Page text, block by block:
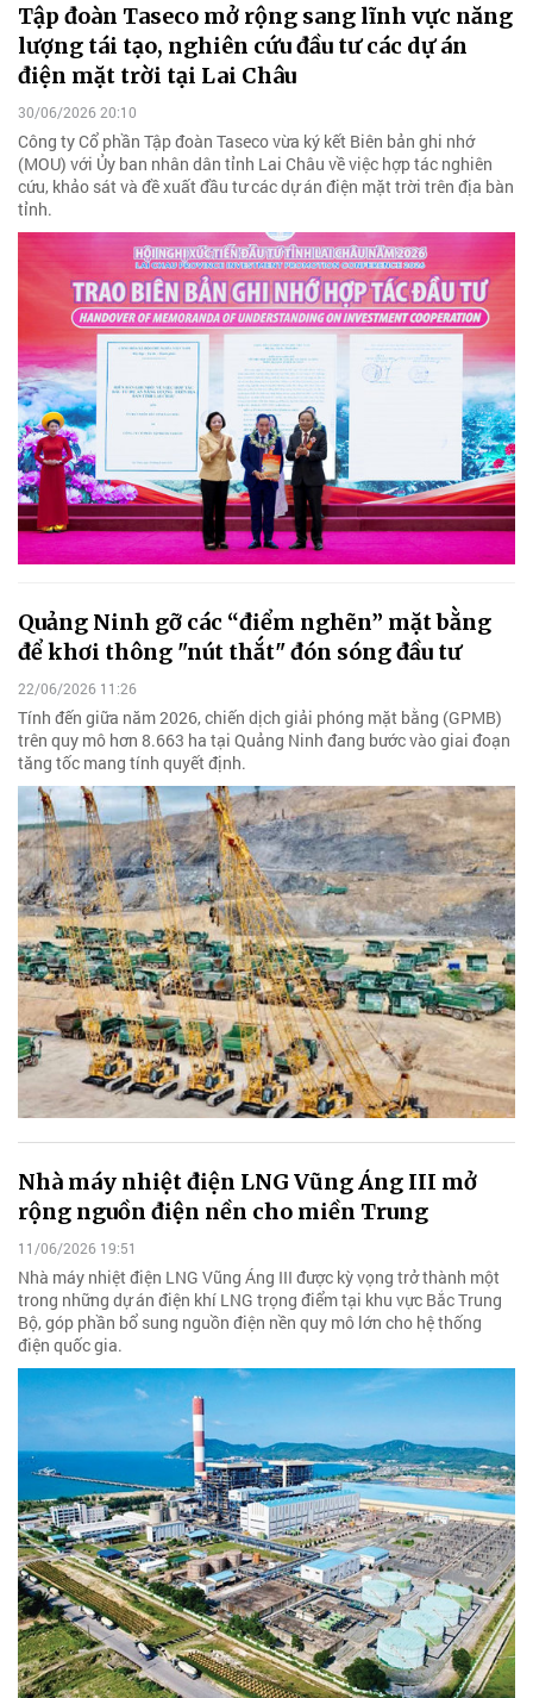
Tập đoàn Taseco mở rộng sang lĩnh vực năng
lượng tái tạo, nghiên cứu đầu tư các dự án
điện mặt trời tại Lai Châu
30/06/2026 20:10
Công ty Cổ phần Tập đoàn Taseco vừa ký kết Biên bản ghi nhớ
(MOU) với Ủy ban nhân dân tỉnh Lai Châu về việc hợp tác nghiên
cứu, khảo sát và đề xuất đầu tư các dự án điện mặt trời trên địa bàn
tỉnh.
Quảng Ninh gỡ các “điểm nghẽn” mặt bằng
để khơi thông "nút thắt" đón sóng đầu tư
22/06/2026 11:26
Tính đến giữa năm 2026, chiến dịch giải phóng mặt bằng (GPMB)
trên quy mô hơn 8.663 ha tại Quảng Ninh đang bước vào giai đoạn
tăng tốc mang tính quyết định.
Nhà máy nhiệt điện LNG Vũng Áng III mở
rộng nguồn điện nền cho miền Trung
11/06/2026 19:51
Nhà máy nhiệt điện LNG Vũng Áng III được kỳ vọng trở thành một
trong những dự án điện khí LNG trọng điểm tại khu vực Bắc Trung
Bộ, góp phần bổ sung nguồn điện nền quy mô lớn cho hệ thống
điện quốc gia.